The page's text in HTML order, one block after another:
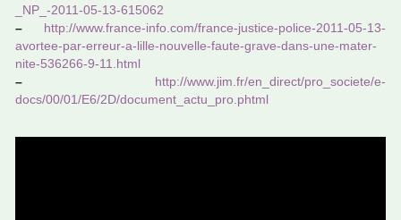
_NP_-2011-05-13-615062
–
http://www.france-info.com/france-jus­tice-police-2011-05-13-
avor­tee-par-erreur-a-lille-nou­velle-faute-grave-dans-une-mater­
nite-536266-9-11.html
–
http://www.jim.fr/en_direct/pro_societe/e-
docs/00/01/E6/2D/docu­ment_actu_pro.phtml